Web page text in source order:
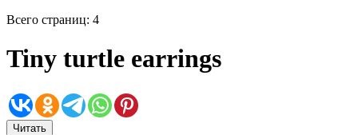
Всего страниц: 4
Tiny turtle earrings
Читать